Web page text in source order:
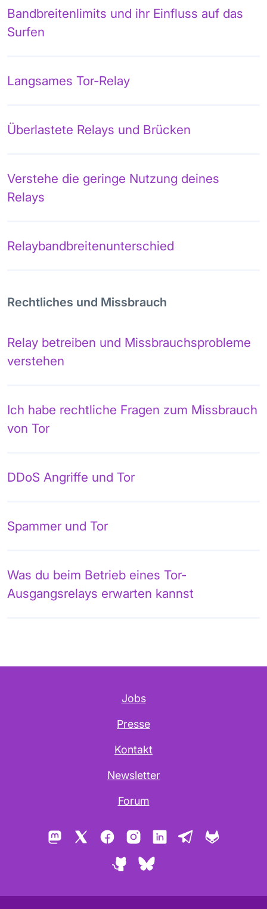
Bandbreitenlimits und ihr Einfluss auf das
Surfen
Langsames Tor-Relay
Überlastete Relays und Brücken
Verstehe die geringe Nutzung deines
Relays
Relaybandbreitenunterschied
Rechtliches und Missbrauch
Relay betreiben und Missbrauchsprobleme
verstehen
Ich habe rechtliche Fragen zum Missbrauch
von Tor
DDoS Angriffe und Tor
Spammer und Tor
Was du beim Betrieb eines Tor-
Ausgangsrelays erwarten kannst
Jobs
Presse
Kontakt
Newsletter
Forum
Mastodon FacebookInstagramLinkedInTelegram
GitHubBluesky